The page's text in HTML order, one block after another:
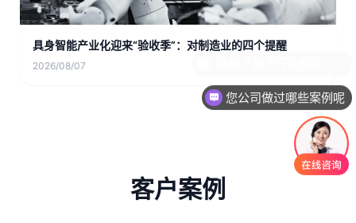
具身智能产业化迎来“验收季”：对制造业的四个提醒
2026/08/07
客户案例
您公司做过哪些案例呢